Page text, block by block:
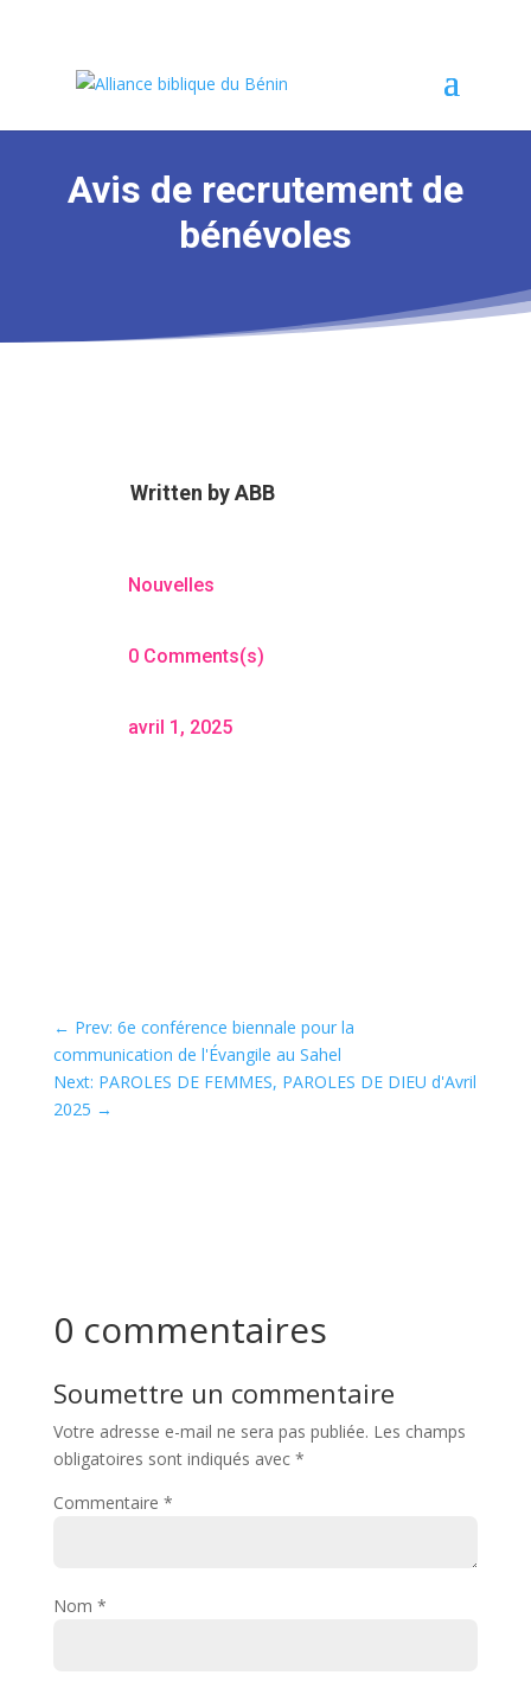
Avis de recrutement de
bénévoles
Written byABB
Nouvelles
0 Comments(s)
avril 1, 2025
← Prev: 6e conférence biennale pour la
communication de l'Évangile au Sahel
Next: PAROLES DE FEMMES, PAROLES DE DIEU d'Avril
2025 →
0 commentaires
Soumettre un commentaire
Votre adresse e-mail ne sera pas publiée. Les champs
obligatoires sont indiqués avec *
Commentaire *
Nom *